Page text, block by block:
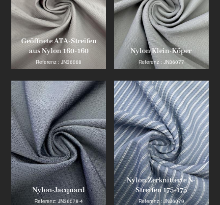
Geöffnete ATA-Streifen
aus Nylon 160-160
Referenz : JN36068
Nylon Klein-Köper
Referenz : JN36077
Nylon-Jacquard
Referenz: JN36078-4
Nylon Zerknitterte N-
Streifen 175-175
Referenz : JN36079